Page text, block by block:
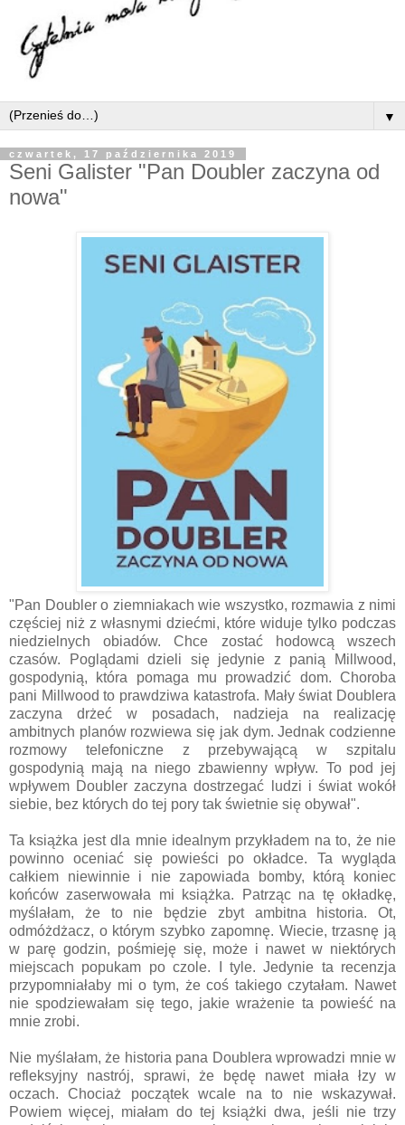
▼
czwartek, 17 października 2019
Seni Galister "Pan Doubler zaczyna od
nowa"
"Pan Doubler o ziemniakach wie wszystko, rozmawia z nimi
częściej niż z własnymi dziećmi, które widuje tylko podczas
niedzielnych obiadów. Chce zostać hodowcą wszech
czasów. Poglądami dzieli się jedynie z panią Millwood,
gospodynią, która pomaga mu prowadzić dom. Choroba
pani Millwood to prawdziwa katastrofa. Mały świat Doublera
zaczyna drżeć w posadach, nadzieja na realizację
ambitnych planów rozwiewa się jak dym. Jednak codzienne
rozmowy telefoniczne z przebywającą w szpitalu
gospodynią mają na niego zbawienny wpływ. To pod jej
wpływem Doubler zaczyna dostrzegać ludzi i świat wokół
siebie, bez których do tej pory tak świetnie się obywał".
Ta książka jest dla mnie idealnym przykładem na to, że nie
powinno oceniać się powieści po okładce. Ta wygląda
całkiem niewinnie i nie zapowiada bomby, którą koniec
końców zaserwowała mi książka. Patrząc na tę okładkę,
myślałam, że to nie będzie zbyt ambitna historia. Ot,
odmóżdżacz, o którym szybko zapomnę. Wiecie, trzasnę ją
w parę godzin, pośmieję się, może i nawet w niektórych
miejscach popukam po czole. I tyle. Jedynie ta recenzja
przypomniałaby mi o tym, że coś takiego czytałam. Nawet
nie spodziewałam się tego, jakie wrażenie ta powieść na
mnie zrobi.
Nie myślałam, że historia pana Doublera wprowadzi mnie w
refleksyjny nastrój, sprawi, że będę nawet miała łzy w
oczach. Chociaż początek wcale na to nie wskazywał.
Powiem więcej, miałam do tej książki dwa, jeśli nie trzy